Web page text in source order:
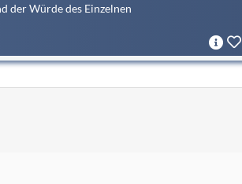
der Würde des Einzelnen